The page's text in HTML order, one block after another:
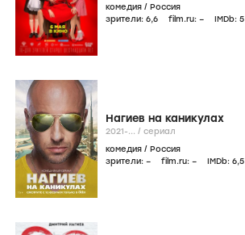
комедия / Россия
зрители: 6,6 film.ru: – IMDb: 5
Нагиев на каникулах
2021-... / сериал
комедия / Россия
зрители: – film.ru: – IMDb: 6,5